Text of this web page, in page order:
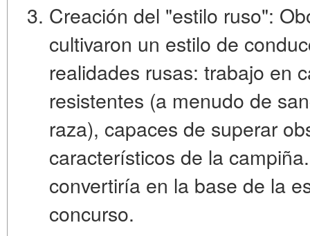
Creación del "estilo ruso":
cultivaron un estilo de
realidades rusas: trabajo en
resistentes (a menudo de
raza), capaces de superar
característicos de la
convertiría en la base de la
concurso.